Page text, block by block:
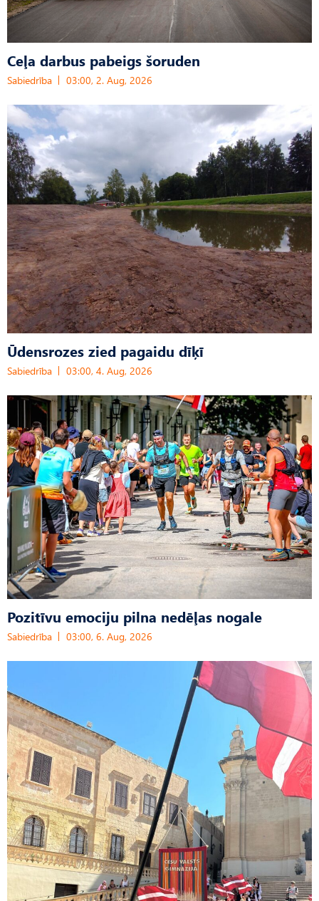
Ceļa darbus pabeigs šoruden
Sabiedrība 03:00, 2. Aug, 2026
Ūdensrozes zied pagaidu dīķī
Sabiedrība 03:00, 4. Aug, 2026
Pozitīvu emociju pilna nedēļas nogale
Sabiedrība 03:00, 6. Aug, 2026